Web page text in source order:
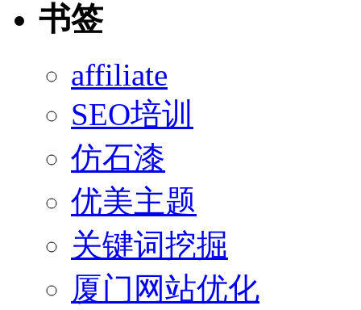
书签
affiliate
SEO培训
仿石漆
优美主题
关键词挖掘
厦门网站优化